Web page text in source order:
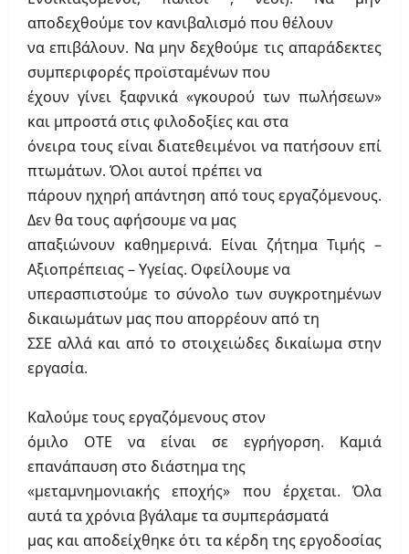
αποδεχθούμε τον κανιβαλισμό που θέλουν
να επιβάλουν. Να μην δεχθούμε τις απαράδεκτες
συμπεριφορές προϊσταμένων που
έχουν γίνει ξαφνικά «γκουρού των πωλήσεων»
και μπροστά στις φιλοδοξίες και στα
όνειρα τους είναι διατεθειμένοι να πατήσουν επί
πτωμάτων. Όλοι αυτοί πρέπει να
πάρουν ηχηρή απάντηση από τους εργαζόμενους.
Δεν θα τους αφήσουμε να μας
απαξιώνουν καθημερινά. Είναι ζήτημα Τιμής –
Αξιοπρέπειας – Υγείας. Οφείλουμε να
υπερασπιστούμε το σύνολο των συγκροτημένων
δικαιωμάτων μας που απορρέουν από τη
ΣΣΕ αλλά και από το στοιχειώδες δικαίωμα στην
εργασία.
Καλούμε τους εργαζόμενους στον
όμιλο ΟΤΕ να είναι σε εγρήγορση. Καμιά
επανάπαυση στο διάστημα της
«μεταμνημονιακής εποχής» που έρχεται. Όλα
αυτά τα χρόνια βγάλαμε τα συμπεράσματά
μας και αποδείχθηκε ότι τα κέρδη της εργοδοσίας